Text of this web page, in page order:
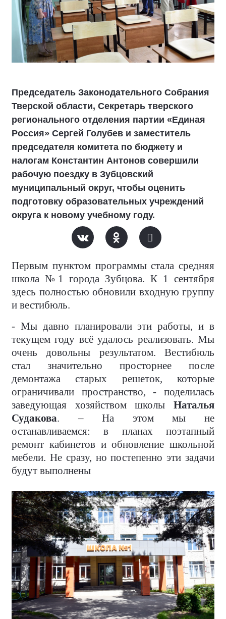
Председатель Законодательного Собрания
Тверской области, Секретарь тверского
регионального отделения партии «Единая
Россия» Сергей Голубев и заместитель
председателя комитета по бюджету и
налогам Константин Антонов совершили
рабочую поездку в Зубцовский
муниципальный округ, чтобы оценить
подготовку образовательных учреждений
округа к новому учебному году.
Первым пунктом программы стала средняя
школа №1 города Зубцова. К 1 сентября
здесь полностью обновили входную группу
и вестибюль.
- Мы давно планировали эти работы, и в
текущем году всё удалось реализовать. Мы
очень довольны результатом. Вестибюль
стал значительно просторнее после
демонтажа старых решеток, которые
ограничивали пространство, - поделилась
заведующая хозяйством школы Наталья
Судакова. – На этом мы не
останавливаемся: в планах поэтапный
ремонт кабинетов и обновление школьной
мебели. Не сразу, но постепенно эти задачи
будут выполнены